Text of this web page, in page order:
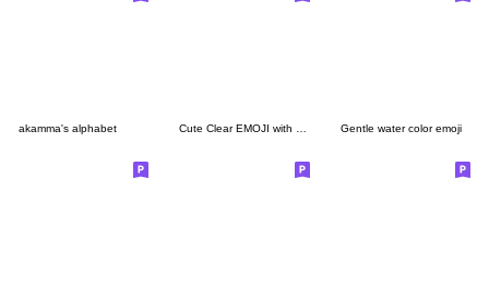
akamma's alphabet Cute Clear EMOJI with Smile vol.2 Gentle water color emoji